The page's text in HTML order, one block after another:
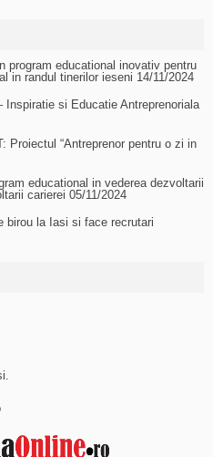
program educational inovativ pentru
in randul tinerilor ieseni 14/11/2024
Inspiratie si Educatie Antreprenoriala
Proiectul “Antreprenor pentru o zi in
educational in vederea dezvoltarii
carierei 05/11/2024
birou la Iasi si face recrutari